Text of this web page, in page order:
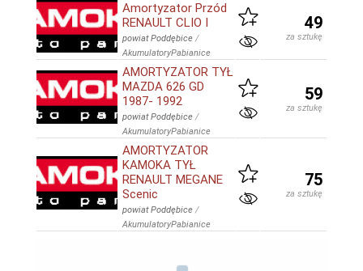
Amortyzator Przód
RENAULT CLIO I
powiat Poddębice /
AkumulatoryPabianice
49
za sztukę
AMORTYZATOR TYŁ
MAZDA 626 GD
1987- 1992
powiat Poddębice /
AkumulatoryPabianice
59
za sztukę
AMORTYZATOR
KAMOKA TYŁ
RENAULT MEGANE
Scenic
powiat Poddębice /
AkumulatoryPabianice
75
za sztukę